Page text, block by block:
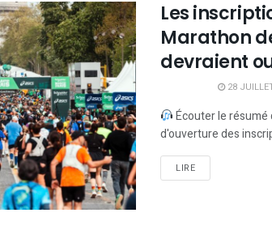
Les
Marathon
devraient
28
Écouter le résumé
d'ouverture des
LIRE